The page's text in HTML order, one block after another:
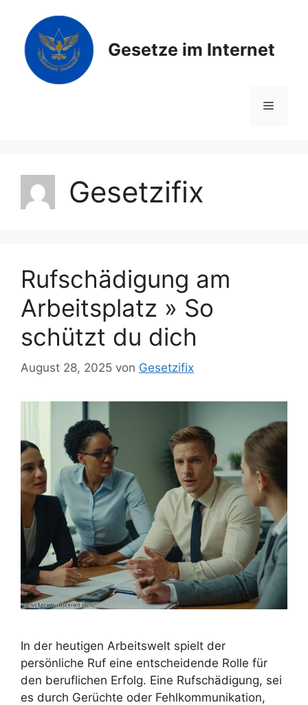
springen
Gesetze im Internet
Menü
Gesetzifix
Rufschädigung am
Arbeitsplatz » So
schützt du dich
August 28, 2025 von Gesetzifix
In der heutigen Arbeitswelt spielt der
persönliche Ruf eine entscheidende Rolle für
den beruflichen Erfolg. Eine Rufschädigung, sei
es durch Gerüchte oder Fehlkommunikation,